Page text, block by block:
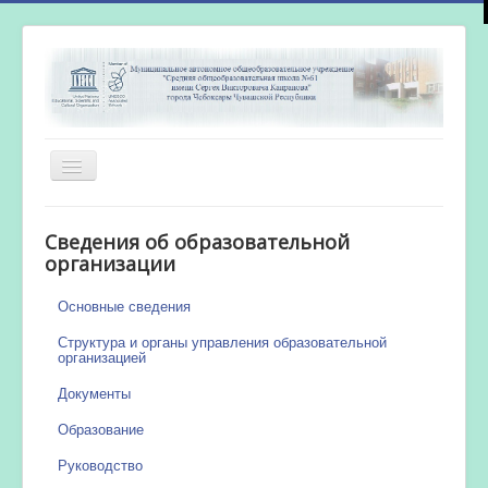
Включить/
выключить
Новости
Сведения об образовательной
организации
Основные сведения
Структура и органы управления образовательной
организацией
Документы
Образование
Руководство